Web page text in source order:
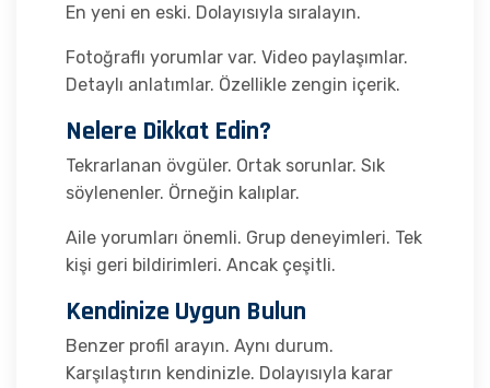
En yeni en eski. Dolayısıyla sıralayın.
Fotoğraflı yorumlar var. Video paylaşımlar.
Detaylı anlatımlar. Özellikle zengin içerik.
Nelere Dikkat Edin?
Tekrarlanan övgüler. Ortak sorunlar. Sık
söylenenler. Örneğin kalıplar.
Aile yorumları önemli. Grup deneyimleri. Tek
kişi geri bildirimleri. Ancak çeşitli.
Kendinize Uygun Bulun
Benzer profil arayın. Aynı durum.
Karşılaştırın kendinizle. Dolayısıyla karar